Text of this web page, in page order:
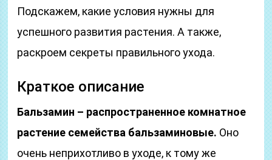
Подскажем, какие условия нужны для
успешного развития растения. А также,
раскроем секреты правильного ухода.
Краткое описание
Бальзамин – распространенное комнатное
растение семейства бальзаминовые. Оно
очень неприхотливо в уходе, к тому же